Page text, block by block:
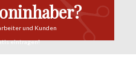
und Kunden
eintragen!